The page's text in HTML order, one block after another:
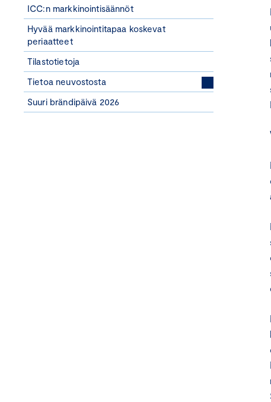
ICC:n markkinointisäännöt
Hyvää markkinointitapaa koskevat
periaatteet
Tilastotietoja
Tietoa neuvostosta
Suuri brändipäivä 2026